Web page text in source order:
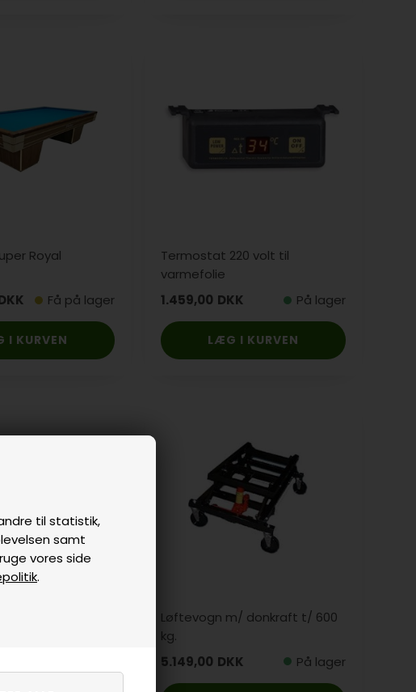
til statistik,
samt
vores side
.
Royal
Få på lager
Termostat 220 volt til
varmefolie
1.459,00 DKK På lager
Løftevogn m/ donkraft t/ 600
kg.
5.149,00 DKK På lager